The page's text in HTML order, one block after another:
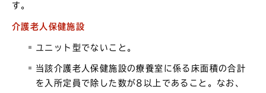
す。
介護老人保健施設
ユニット型でないこと。
当該介護老人保健施設の療養室に係る床面積の合計
を入所定員で除した数が8以上であること。なお、